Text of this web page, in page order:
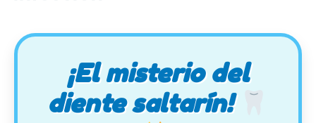
¡El misterio del
diente saltarín!